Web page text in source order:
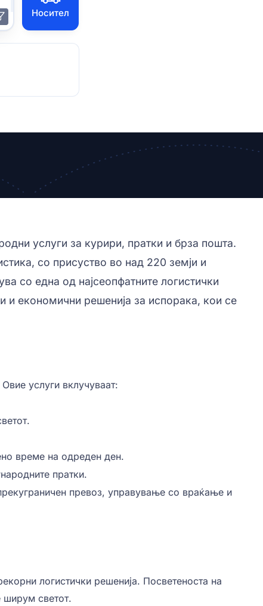
Носител
услуги за курири, пратки и брза пошта.
со присуство во над 220 земји и
со една од најсеопфатните логистички
и економични решенија за испорака, кои се
услуги вклучуваат:
време на одреден ден.
пратки.
превоз, управување со враќање и
логистички решенија. Посветеноста на
ширум светот.